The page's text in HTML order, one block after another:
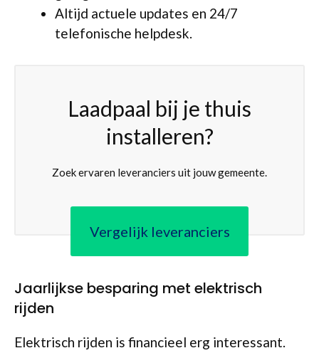
Altijd actuele updates en 24/7
telefonische helpdesk.
Laadpaal bij je thuis
installeren?
Zoek ervaren leveranciers uit jouw gemeente.
Vergelijk leveranciers
Jaarlijkse besparing met elektrisch
rijden
Elektrisch rijden is financieel erg interessant.